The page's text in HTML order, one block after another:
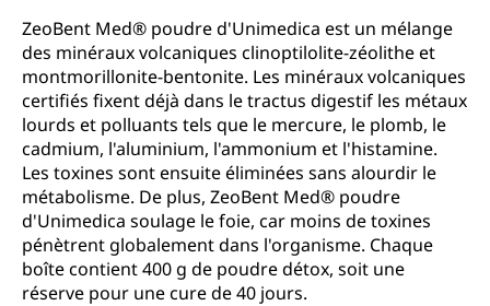
ZeoBent Med® poudre d'Unimedica est un mélange
des minéraux volcaniques clinoptilolite-zéolithe et
montmorillonite-bentonite. Les minéraux volcaniques
certifiés fixent déjà dans le tractus digestif les métaux
lourds et polluants tels que le mercure, le plomb, le
cadmium, l'aluminium, l'ammonium et l'histamine.
Les toxines sont ensuite éliminées sans alourdir le
métabolisme. De plus, ZeoBent Med® poudre
d'Unimedica soulage le foie, car moins de toxines
pénètrent globalement dans l'organisme. Chaque
boîte contient 400 g de poudre détox, soit une
réserve pour une cure de 40 jours.